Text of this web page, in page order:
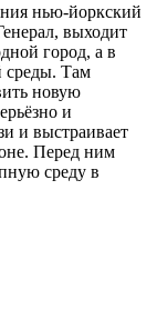
нью-йоркский
выходит
город, а в
среды. Там
новую
и
и выстраивает
Перед ним
среду в